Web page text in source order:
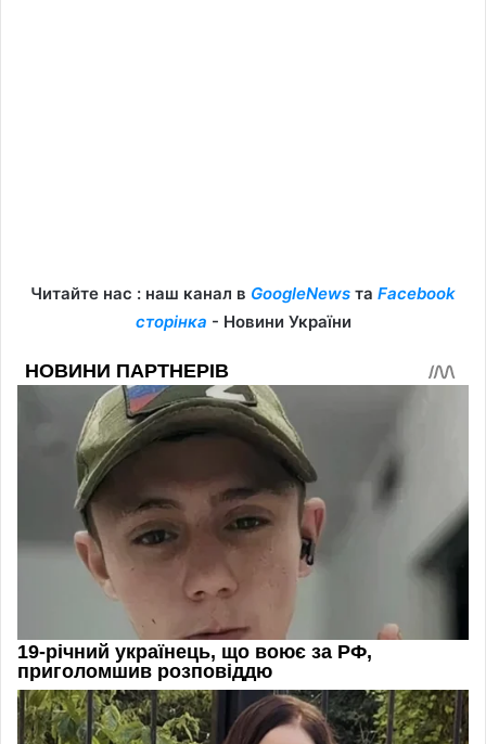
Читайте нас : наш канал в GoogleNews та Facebook
сторінка - Новини України